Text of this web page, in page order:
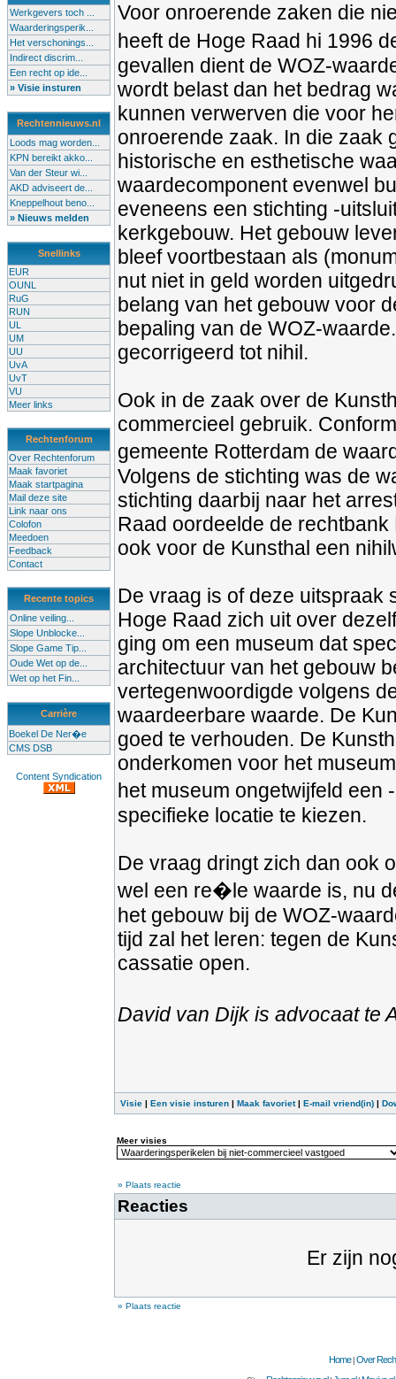
Werkgevers toch ...
Waarderingsperik...
Het verschonings...
Indirect discrim...
Een recht op ide...
» Visie insturen
Rechtennieuws.nl
Loods mag worden...
KPN bereikt akko...
Van der Steur wi...
AKD adviseert de...
Kneppelhout beno...
» Nieuws melden
Snellinks
EUR
OUNL
RuG
RUN
UL
UM
UU
UvA
UvT
VU
Meer links
Rechtenforum
Over Rechtenforum
Maak favoriet
Maak startpagina
Mail deze site
Link naar ons
Colofon
Meedoen
Feedback
Contact
Recente topics
Online veiling...
Slope Unblocke...
Slope Game Tip...
Oude Wet op de...
Wet op het Fin...
Carrière
Boekel De Ner�e
CMS DSB
Content Syndication
Voor onroerende zaken die
heeft de Hoge Raad hi 1996
gevallen dient de WOZ-
wordt belast dan het bedrag
kunnen verwerven die voor
onroerende zaak. In die zaak
historische en esthetische
waardecomponent evenwel
eveneens een stichting -
kerkgebouw. Het gebouw
bleef voortbestaan als
nut niet in geld worden
belang van het gebouw voor
bepaling van de WOZ-
gecorrigeerd tot nihil.
Ook in de zaak over de
commercieel gebruik.
gemeente Rotterdam de
Volgens de stichting was de
stichting daarbij naar het
Raad oordeelde de
ook voor de Kunsthal een
De vraag is of deze uitspraak
Hoge Raad zich uit over
ging om een museum dat
architectuur van het gebouw
vertegenwoordigde volgens
waardeerbare waarde. De
goed te verhouden. De
onderkomen voor het
het museum ongetwijfeld
specifieke locatie te kiezen.
De vraag dringt zich dan ook
wel een re�le waarde is, nu
het gebouw bij de WOZ-
tijd zal het leren: tegen de
cassatie open.
David van Dijk is advocaat te
Visie | Een visie insturen | Maak favoriet| E-mail vriend(in) |
Meer visies
» Plaats reactie
Reacties
Er zijn
» Plaats reactie
Home|Over